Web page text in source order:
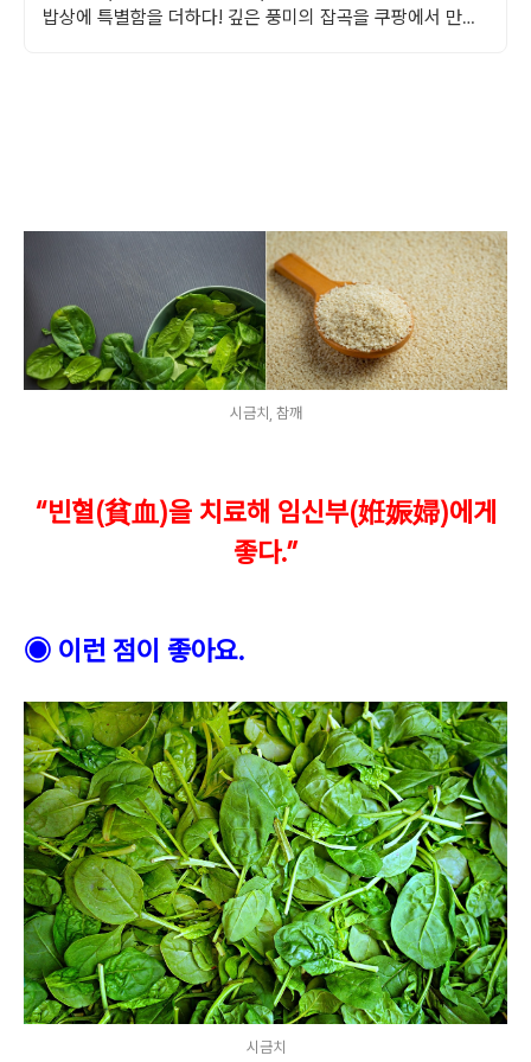
밥상에 특별함을 더하다! 깊은 풍미의 잡곡을 쿠팡에서 만나
시금치, 참깨
“빈혈(貧血)을 치료해 임신부(姙娠婦)에게
좋다.”
◉ 이런 점이 좋아요.
시금치